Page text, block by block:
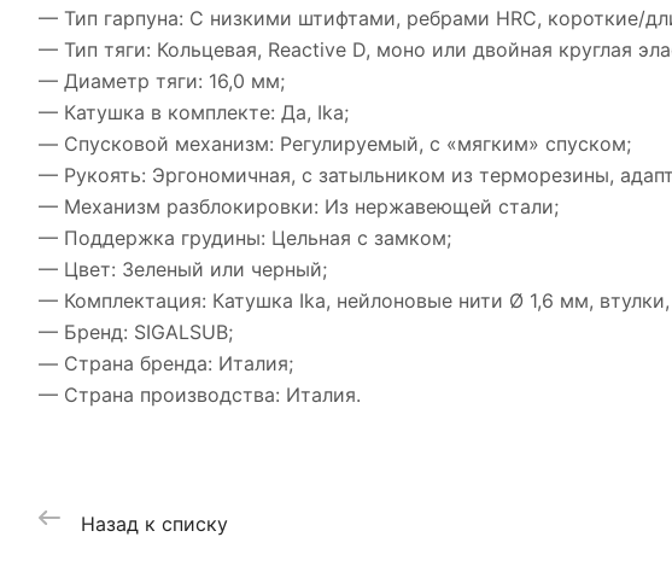
— Тип гарпуна: С низкими штифтами, ребрами HRC, короткие/
— Тип тяги: Кольцевая, Reactive D, моно или двойная круглая
— Диаметр тяги: 16,0 мм;
— Катушка в комплекте: Да, Ika;
— Спусковой механизм: Регулируемый, с «мягким» спуском;
— Рукоять: Эргономичная, с затыльником из терморезины,
— Механизм разблокировки: Из нержавеющей стали;
— Поддержка грудины: Цельная с замком;
— Цвет: Зеленый или черный;
— Комплектация: Катушка Ika, нейлоновые нити Ø 1,6 мм, втулки,
— Бренд: SIGALSUB;
— Страна бренда: Италия;
— Страна производства: Италия.
Назад к списку